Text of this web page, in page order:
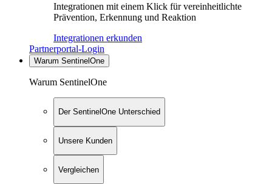
Integrationen mit einem Klick für vereinheitlichte
Prävention, Erkennung und Reaktion
Integrationen erkunden
Partnerportal-Login
Warum SentinelOne
Warum SentinelOne
Der SentinelOne Unterschied
Unsere Kunden
Vergleichen